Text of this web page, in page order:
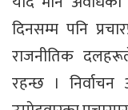
दिनसम्म पनि
राजनीतिक
रहन्छ ।